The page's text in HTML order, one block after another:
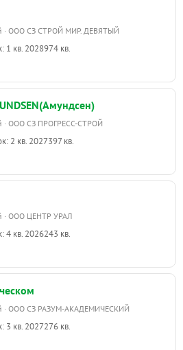
· ООО СЗ СТРОЙ МИР. ДЕВЯТЫЙ
1 кв. 2028974 кв.
· ООО СЗ ПРОГРЕСС-СТРОЙ
2 кв. 2027397 кв.
· ООО ЦЕНТР УРАЛ
4 кв. 2026243 кв.
· ООО СЗ РАЗУМ-АКАДЕМИЧЕСКИЙ
3 кв. 2027276 кв.